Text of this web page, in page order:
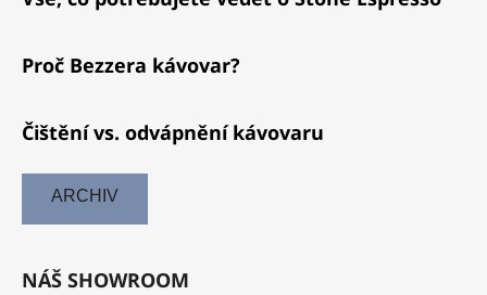
Proč Bezzera kávovar?
Čištění vs. odvápnění kávovaru
ARCHIV
NÁŠ SHOWROOM